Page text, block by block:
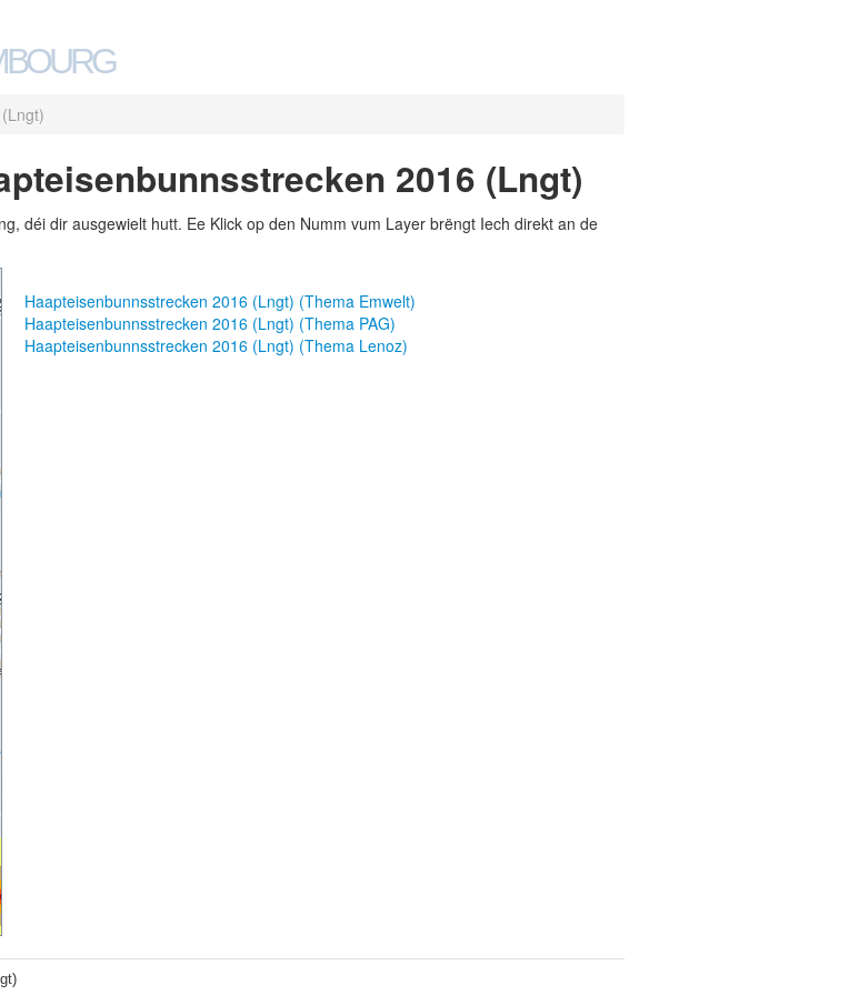
2016 (Lngt)
déi dir ausgewielt hutt. Ee Klick op den Numm vum Layer brëngt Iech direkt an de
Haapteisenbunnsstrecken 2016 (Lngt) (Thema Emwelt)
Haapteisenbunnsstrecken 2016 (Lngt) (Thema PAG)
Haapteisenbunnsstrecken 2016 (Lngt) (Thema Lenoz)